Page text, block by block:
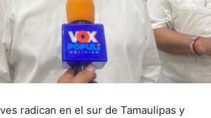
radican en el sur de Tamaulipas y